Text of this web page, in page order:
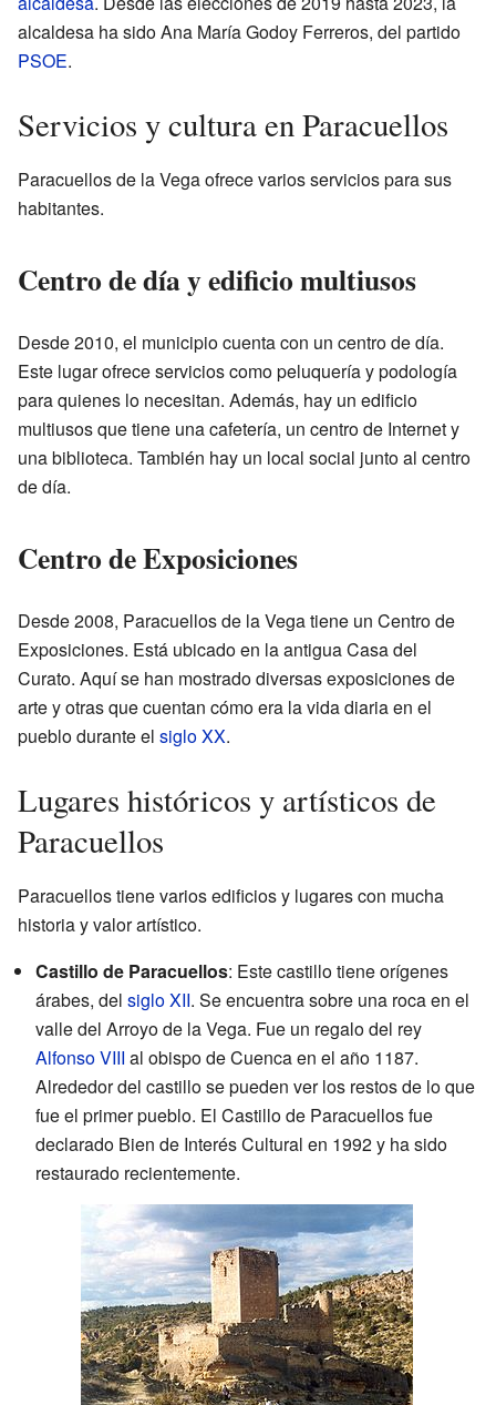
alcaldesa ha sido Ana María Godoy Ferreros, del partido
PSOE.
Servicios y cultura en Paracuellos
Paracuellos de la Vega ofrece varios servicios para sus
habitantes.
Centro de día y edificio multiusos
Desde 2010, el municipio cuenta con un centro de día.
Este lugar ofrece servicios como peluquería y podología
para quienes lo necesitan. Además, hay un edificio
multiusos que tiene una cafetería, un centro de Internet y
una biblioteca. También hay un local social junto al centro
de día.
Centro de Exposiciones
Desde 2008, Paracuellos de la Vega tiene un Centro de
Exposiciones. Está ubicado en la antigua Casa del
Curato. Aquí se han mostrado diversas exposiciones de
arte y otras que cuentan cómo era la vida diaria en el
pueblo durante el siglo XX.
Lugares históricos y artísticos de
Paracuellos
Paracuellos tiene varios edificios y lugares con mucha
historia y valor artístico.
Castillo de Paracuellos: Este castillo tiene orígenes
árabes, del siglo XII. Se encuentra sobre una roca en el
valle del Arroyo de la Vega. Fue un regalo del rey
Alfonso VIII al obispo de Cuenca en el año 1187.
Alrededor del castillo se pueden ver los restos de lo que
fue el primer pueblo. El Castillo de Paracuellos fue
declarado Bien de Interés Cultural en 1992 y ha sido
restaurado recientemente.